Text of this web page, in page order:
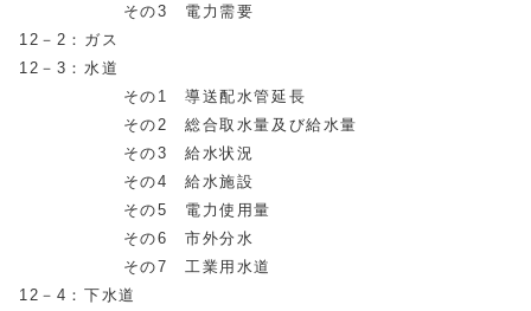
その3 電力需要
12－2：ガス
12－3：水道
その1 導送配水管延長
その2 総合取水量及び給水量
その3 給水状況
その4 給水施設
その5 電力使用量
その6 市外分水
その7 工業用水道
12－4：下水道